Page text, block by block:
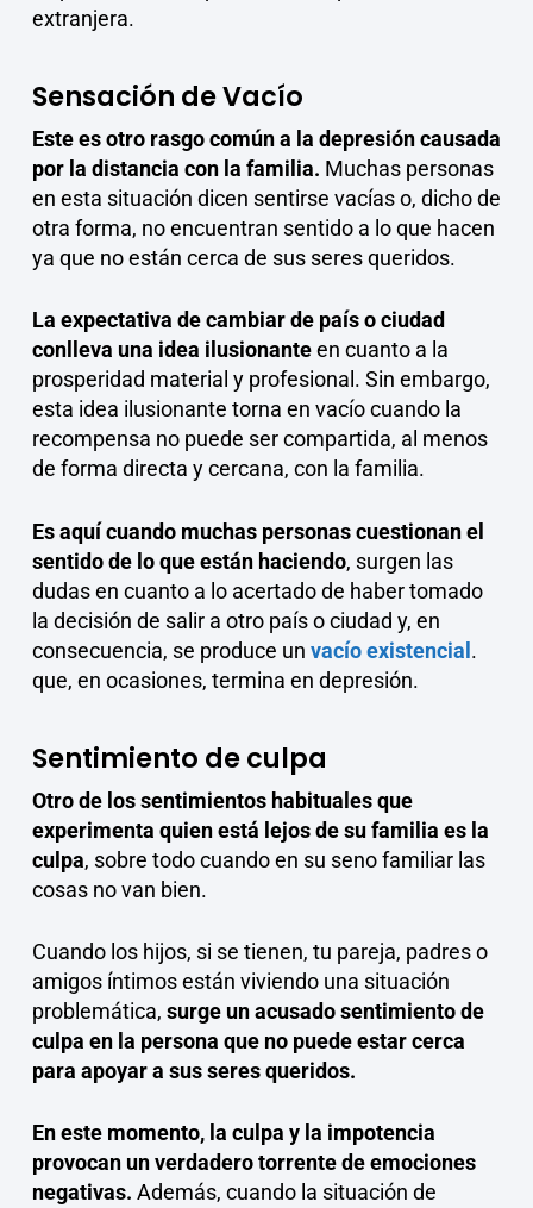
extranjera.
Sensación de Vacío
Este es otro rasgo común a la depresión causada
por la distancia con la familia. Muchas personas
en esta situación dicen sentirse vacías o, dicho de
otra forma, no encuentran sentido a lo que hacen
ya que no están cerca de sus seres queridos.
La expectativa de cambiar de país o ciudad
conlleva una idea ilusionanteen cuanto a la
prosperidad material y profesional. Sin embargo,
esta idea ilusionante torna en vacío cuando la
recompensa no puede ser compartida, al menos
de forma directa y cercana, con la familia.
Es aquí cuando muchas personas cuestionan el
sentido de lo que están haciendo, surgen las
dudas en cuanto a lo acertado de haber tomado
la decisión de salir a otro país o ciudad y, en
consecuencia, se produce un vacío existencial.
que, en ocasiones, termina en depresión.
Sentimiento de culpa
Otro de los sentimientos habituales que
experimenta quien está lejos de su familia es la
culpa, sobre todo cuando en su seno familiar las
cosas no van bien.
Cuando los hijos, si se tienen, tu pareja, padres o
amigos íntimos están viviendo una situación
problemática, surge un acusado sentimiento de
culpa en la persona que no puede estar cerca
para apoyar a sus seres queridos.
En este momento, la culpa y la impotencia
provocan un verdadero torrente de emociones
negativas. Además, cuando la situación de